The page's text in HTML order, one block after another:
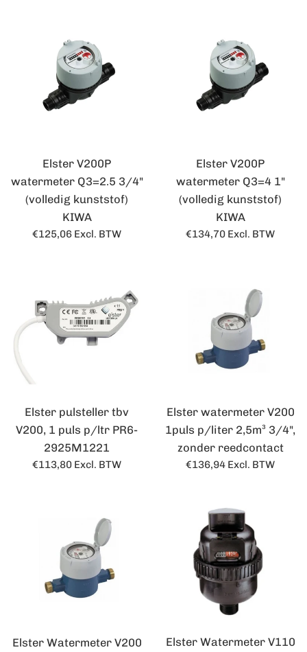
Elster V200P
watermeter Q3=2.5 3/4"
(volledig kunststof)
KIWA
Normale
€125,06 Excl. BTW
Elster V200P
watermeter Q3=4 1"
(volledig kunststof)
KIWA
Normale
€134,70 Excl. BTW
Elster pulsteller tbv
V200, 1 puls p/ltr PR6-
2925M1221
Normale
€113,80 Excl. BTW
Elster watermeter V200
1puls p/liter 2,5m³ 3/4",
zonder reedcontact
Normale
€136,94 Excl. BTW
Elster Watermeter V200
Elster Watermeter V110